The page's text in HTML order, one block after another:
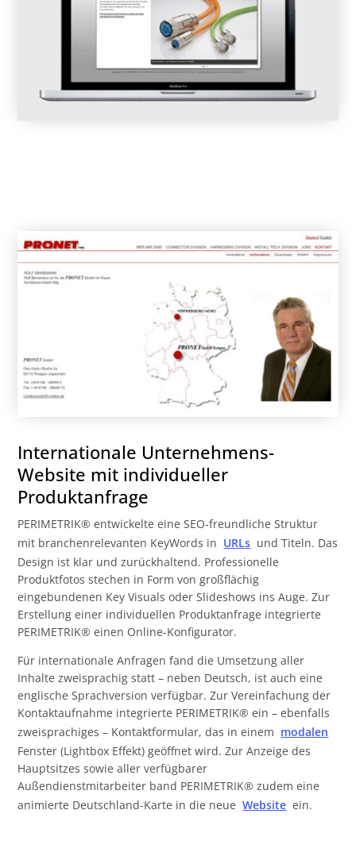
Internationale Unternehmens-
Website mit individueller
Produktanfrage
PERIMETRIK® entwickelte eine SEO-freundliche Struktur
mit branchenrelevanten KeyWords in URLs und Titeln. Das
Design ist klar und zurückhaltend. Professionelle
Produktfotos stechen in Form von großflächig
eingebundenen Key Visuals oder Slideshows ins Auge. Zur
Erstellung einer individuellen Produktanfrage integrierte
PERIMETRIK® einen Online-Konfigurator.
Für internationale Anfragen fand die Umsetzung aller
Inhalte zweisprachig statt – neben Deutsch, ist auch eine
englische Sprachversion verfügbar. Zur Vereinfachung der
Kontaktaufnahme integrierte PERIMETRIK® ein – ebenfalls
zweisprachiges – Kontaktformular, das in einem modalen
Fenster (Lightbox Effekt) geöffnet wird. Zur Anzeige des
Hauptsitzes sowie aller verfügbarer
Außendienstmitarbeiter band PERIMETRIK® zudem eine
animierte Deutschland-Karte in die neue Website ein.